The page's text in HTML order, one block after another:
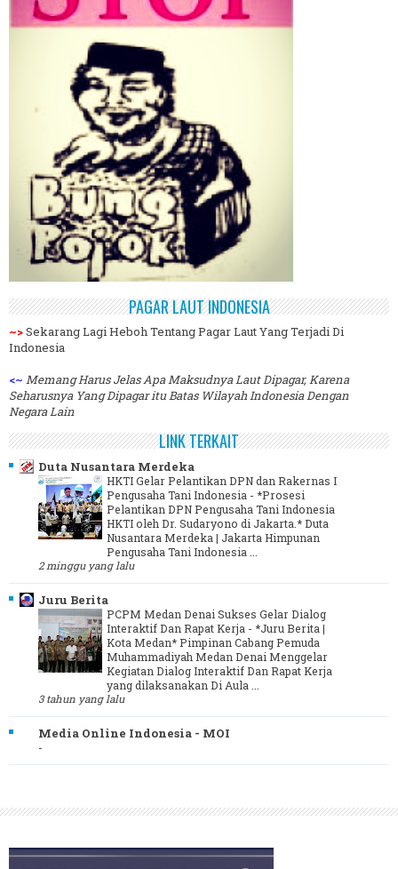
PAGAR LAUT INDONESIA
~>Sekarang Lagi Heboh Tentang Pagar Laut Yang Terjadi Di
Indonesia
<~ Memang Harus Jelas Apa Maksudnya Laut Dipagar, Karena
Seharusnya Yang Dipagar itu Batas Wilayah Indonesia Dengan
Negara Lain
LINK TERKAIT
Duta Nusantara Merdeka
HKTI Gelar Pelantikan DPN dan Rakernas I
Pengusaha Tani Indonesia - *Prosesi
Pelantikan DPN Pengusaha Tani Indonesia
HKTI oleh Dr. Sudaryono di Jakarta.* Duta
Nusantara Merdeka | Jakarta Himpunan
Pengusaha Tani Indonesia ...
2 minggu yang lalu
Juru Berita
PCPM Medan Denai Sukses Gelar Dialog
Interaktif Dan Rapat Kerja - *Juru Berita |
Kota Medan* Pimpinan Cabang Pemuda
Muhammadiyah Medan Denai Menggelar
Kegiatan Dialog Interaktif Dan Rapat Kerja
yang dilaksanakan Di Aula ...
3 tahun yang lalu
Media Online Indonesia - MOI
-